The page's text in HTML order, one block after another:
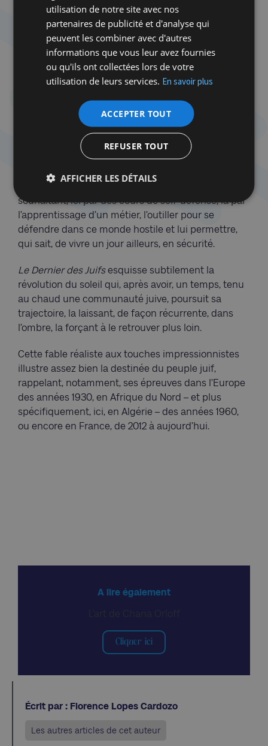
rôle d’écran ou de filtre extérieur/intérieur.
Comédie tragique ou tragédie comique, ce long
métrage du talentueux Noé Debré, scénariste par
ailleurs aguerri, est un film où l’on rit beaucoup.
Malgré ses thèmes qui traitent d’antisémitisme, de
départ et d’inertie, d’amour, d’humour, de mal-être
et de tristesse, on se laisse séduire par la légèreté
habile de Bellisha/Michael Zindel, aux facettes de
Charlie Chaplin, Vincent Lacoste, Pierre Richard ou
Roberto Benigni. À ses côtés, Giselle/Agnès Jaoui
incarne aussi un beau rôle de mère sépharade,
affaiblie et préoccupée par l’avenir de son fils,
souhaitant, ici par des cours de self-défense, là par
l’apprentissage d’un métier, l’outiller pour se
défendre dans ce monde hostile et lui permettre,
qui sait, de vivre un jour ailleurs, en sécurité.
Le Dernier des Juifsesquisse subtilement la
révolution du soleil qui, après avoir, un temps, tenu
au chaud une communauté juive, poursuit sa
trajectoire, la laissant, de façon récurrente, dans
l’ombre, la forçant à le retrouver plus loin.
Cette fable réaliste aux touches impressionnistes
illustre assez bien la destinée du peuple juif,
rappelant, notamment, ses épreuves dans l’Europe
des années 1930, en Afrique du Nord – et plus
spécifiquement, ici, en Algérie – des années 1960,
ou encore en France, de 2012 à aujourd’hui.
A lire également
Cliquer ici
Écrit par : Florence Lopes Cardozo
Les autres articles de cet auteur
utilisation de notre site avec nos
partenaires de publicité et d'analyse qui
peuvent les combiner avec d'autres
informations que vous leur avez fournies
ou qu'ils ont collectées lors de votre
utilisation de leurs services. En savoir plus
ACCEPTER TOUT
REFUSER TOUT
AFFICHER LES DÉTAILS